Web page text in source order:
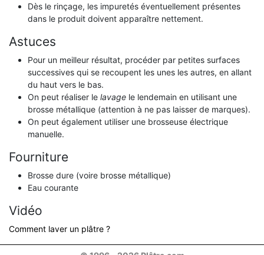
Dès le rinçage, les impuretés éventuellement présentes
dans le produit doivent apparaître nettement.
Astuces
Pour un meilleur résultat, procéder par petites surfaces
successives qui se recoupent les unes les autres, en allant
du haut vers le bas.
On peut réaliser le lavage le lendemain en utilisant une
brosse métallique (attention à ne pas laisser de marques).
On peut également utiliser une brosseuse électrique
manuelle.
Fourniture
Brosse dure (voire brosse métallique)
Eau courante
Vidéo
Comment laver un plâtre ?